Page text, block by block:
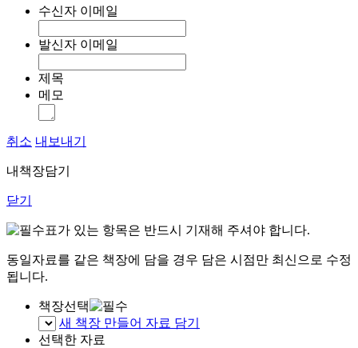
수신자 이메일
발신자 이메일
제목
메모
취소 내보내기
내책장담기
닫기
표가 있는 항목은 반드시 기재해 주셔야 합니다.
동일자료를 같은 책장에 담을 경우 담은 시점만 최신으로 수정
됩니다.
책장선택
새 책장 만들어 자료 담기
선택한 자료